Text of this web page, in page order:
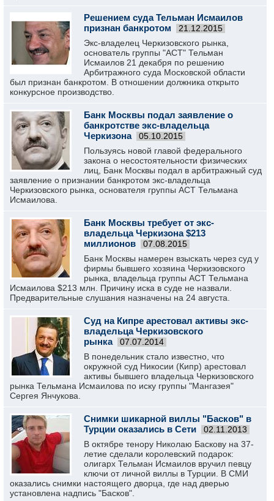
Решением суда Тельман Исмаилов
признан банкротом
21.12.2015
Экс-владелец Черкизовского рынка,
основатель группы "АСТ" Тельман
Исмаилов 21 декабря по решению
Арбитражного суда Московской области
был признан банкротом. В отношении должника открыто
конкурсное производство.
Банк Москвы подал заявление о
банкротстве экс-владельца
Черкизона
05.10.2015
Пользуясь новой главой федерального
закона о несостоятельности физических
лиц, Банк Москвы подал в арбитражный суд
заявление о признании банкротом экс-владельца
Черкизовского рынка, основателя группы АСТ Тельмана
Исмаилова.
Банк Москвы требует от экс-
владельца Черкизона $213
миллионов
07.08.2015
Банк Москвы намерен взыскать через суд у
фирмы бывшего хозяина Черкизовского
рынка, владельца группы АСТ Тельмана
Исмаилова $213 млн. Причину иска в суде не назвали.
Предварительные слушания назначены на 24 августа.
Суд на Кипре арестовал активы экс-
владельца Черкизовского
рынка
07.07.2014
В понедельник стало известно, что
окружной суд Никосии (Кипр) арестовал
активы бывшего владельца Черкизовского
рынка Тельмана Исмаилова по иску группы "Мангазея"
Сергея Янчукова.
Снимки шикарной виллы "Басков" в
Турции оказались в Сети
02.11.2013
В октябре тенору Николаю Баскову на 37-
летие сделали королевский подарок:
олигарх Тельман Исмаилов вручил певцу
ключи от личной виллы в Турции. В СМИ
оказались снимки настоящего дворца, где над дверью
установлена надпись "Басков".